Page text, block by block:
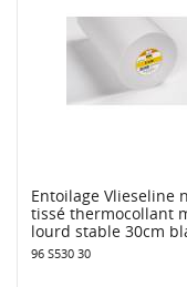
Entoilage Vlieseline
tissé thermocollant
lourd stable 30cm
96 S530 30